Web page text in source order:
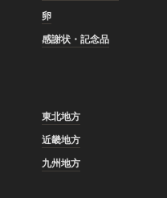
卵
感謝状・記念品
東北地方
近畿地方
九州地方